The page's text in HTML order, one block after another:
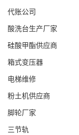
代账公司
酸洗台生产厂家
硅酸甲酯供应商
箱式变压器
电梯维修
粉土机供应商
脚轮厂家
三节轨